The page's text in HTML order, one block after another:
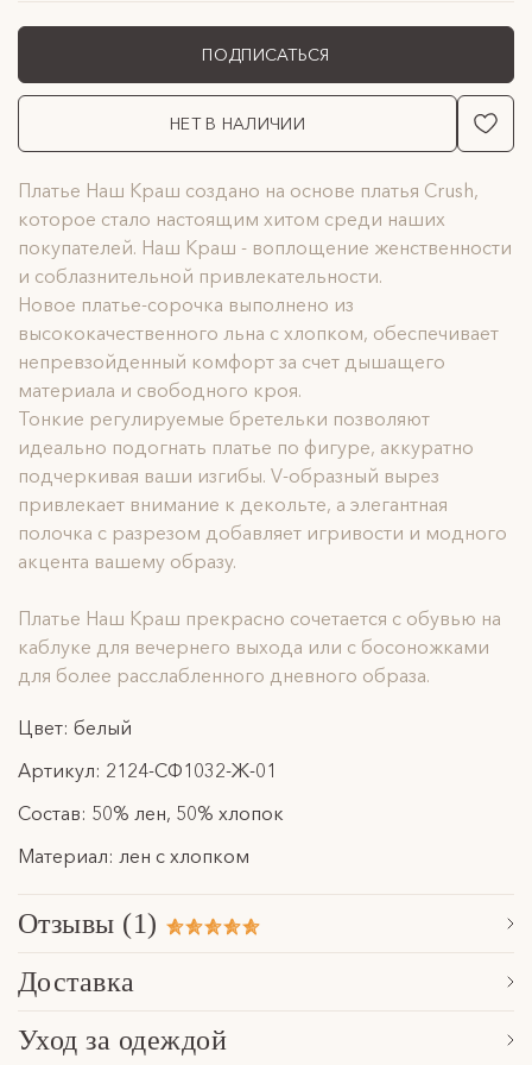
ПОДПИСАТЬСЯ
НЕТ В НАЛИЧИИ
Платье Наш Краш создано на основе платья Crush,
которое стало настоящим хитом среди наших
покупателей. Наш Краш - воплощение женственности
и соблазнительной привлекательности.
Новое платье-сорочка выполнено из
высококачественного льна с хлопком, обеспечивает
непревзойденный комфорт за счет дышащего
материала и свободного кроя.
Тонкие регулируемые бретельки позволяют
идеально подогнать платье по фигуре, аккуратно
подчеркивая ваши изгибы. V-образный вырез
привлекает внимание к декольте, а элегантная
полочка с разрезом добавляет игривости и модного
акцента вашему образу.
Платье Наш Краш прекрасно сочетается с обувью на
каблуке для вечернего выхода или с босоножками
для более расслабленного дневного образа.
Цвет: белый
Артикул: 2124-СФ1032-Ж-01
Состав: 50% лен, 50% хлопок
Материал: лен с хлопком
Отзывы (1)
Сначала новые
Мира
15 апреля 2025
Доставка
Обработка заказа, формирование посылки и последующая
передача в указанную службу доставки осуществляется в
Уход за одеждой